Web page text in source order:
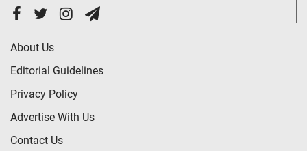
About Us
Editorial Guidelines
Privacy Policy
Advertise With Us
Contact Us